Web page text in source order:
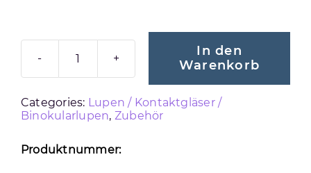
VOLK
LENS
PEN
In den
Warenkorb
Categories: Lupen / Kontaktgläser /
Binokularlupen, Zubehör
Produktnummer: